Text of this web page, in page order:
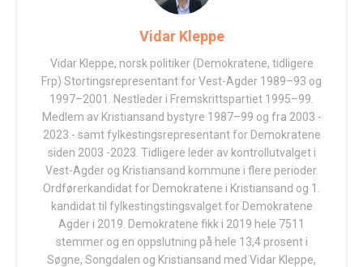
Vidar Kleppe
Vidar Kleppe, norsk politiker (Demokratene, tidligere
Frp) Stortingsrepresentant for Vest-Agder 1989–93 og
1997–2001. Nestleder i Fremskrittspartiet 1995–99.
Medlem av Kristiansand bystyre 1987–99 og fra 2003 -
2023 - samt fylkestingsrepresentant for Demokratene
siden 2003 -2023. Tidligere leder av kontrollutvalget i
Vest-Agder og Kristiansand kommune i flere perioder.
Ordførerkandidat for Demokratene i Kristiansand og 1.
kandidat til fylkestingstingsvalget for Demokratene
Agder i 2019. Demokratene fikk i 2019 hele 7511
stemmer og en oppslutning på hele 13,4 prosent i
Søgne, Songdalen og Kristiansand med Vidar Kleppe,